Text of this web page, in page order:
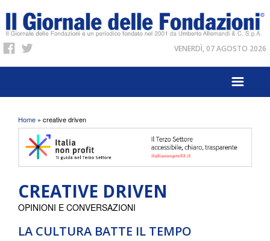
VENERDÌ, 07 AGOSTO 2026
Tu sei qui
Home » creative driven
CREATIVE DRIVEN
LA CULTURA BATTE IL TEMPO
OPINIONI E CONVERSAZIONI